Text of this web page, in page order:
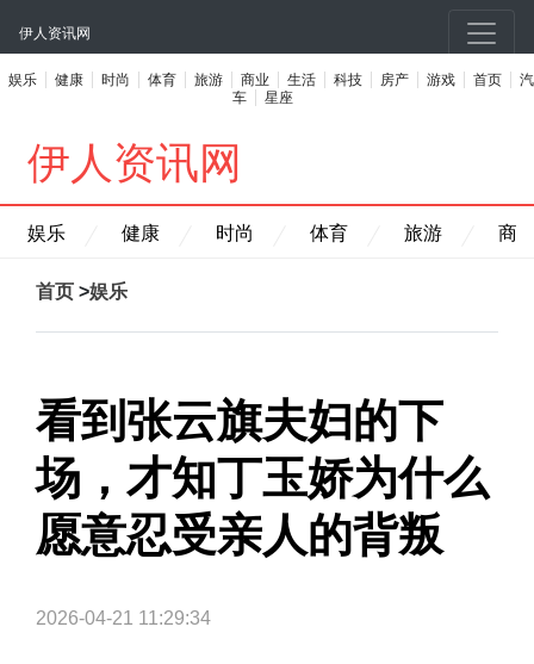
伊人资讯网
娱乐 健康 时尚 体育 旅游 商业 生活 科技 房产 游戏 首页
汽
车
星座
伊人资讯网
娱乐 健康 时尚 体育 旅游 商
首页 >娱乐
看到张云旗夫妇的下
场，才知丁玉娇为什么
愿意忍受亲人的背叛
2026-04-21 11:29:34